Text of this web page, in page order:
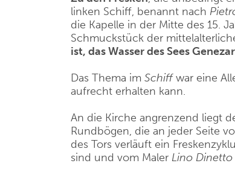
linken Schiff, benannt nach
die Kapelle in der Mitte des 15.
Schmuckstück der
ist, das Wasser des Sees
Das Thema im Schiffwar eine
aufrecht erhalten kann.
An die Kirche angrenzend liegt
Rundbögen, die an jeder Seite
des Tors verläuft ein
sind und vom Maler Lino Dinetto